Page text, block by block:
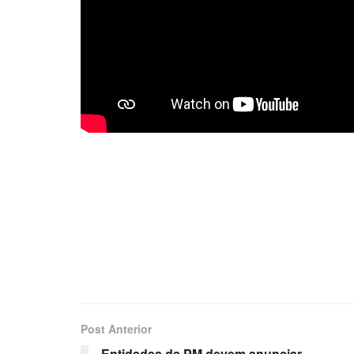
Post Anterior